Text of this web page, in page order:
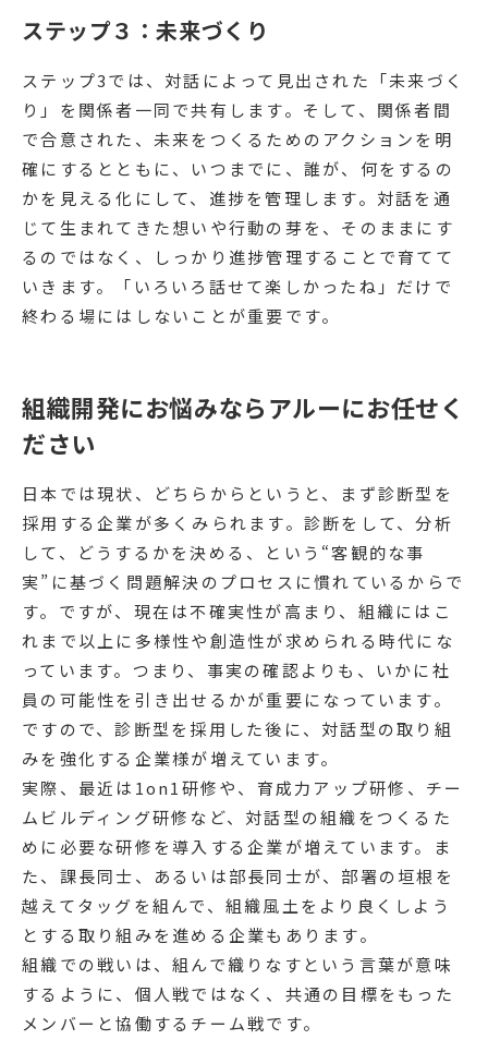
ステップ３：未来づくり
ステップ3では、対話によって見出された「未来づく
り」を関係者一同で共有します。そして、関係者間
で合意された、未来をつくるためのアクションを明
確にするとともに、いつまでに、誰が、何をするの
かを見える化にして、進捗を管理します。対話を通
じて生まれてきた想いや行動の芽を、そのままにす
るのではなく、しっかり進捗管理することで育てて
いきます。「いろいろ話せて楽しかったね」だけで
終わる場にはしないことが重要です。
組織開発にお悩みならアルーにお任せく
ださい
日本では現状、どちらからというと、まず診断型を
採用する企業が多くみられます。診断をして、分析
して、どうするかを決める、という“客観的な事
実”に基づく問題解決のプロセスに慣れているからで
す。ですが、現在は不確実性が高まり、組織にはこ
れまで以上に多様性や創造性が求められる時代にな
っています。つまり、事実の確認よりも、いかに社
員の可能性を引き出せるかが重要になっています。
ですので、診断型を採用した後に、対話型の取り組
みを強化する企業様が増えています。
実際、最近は1on1研修や、育成力アップ研修、チー
ムビルディング研修など、対話型の組織をつくるた
めに必要な研修を導入する企業が増えています。ま
た、課長同士、あるいは部長同士が、部署の垣根を
越えてタッグを組んで、組織風土をより良くしよう
とする取り組みを進める企業もあります。
組織での戦いは、組んで織りなすという言葉が意味
するように、個人戦ではなく、共通の目標をもった
メンバーと協働するチーム戦です。